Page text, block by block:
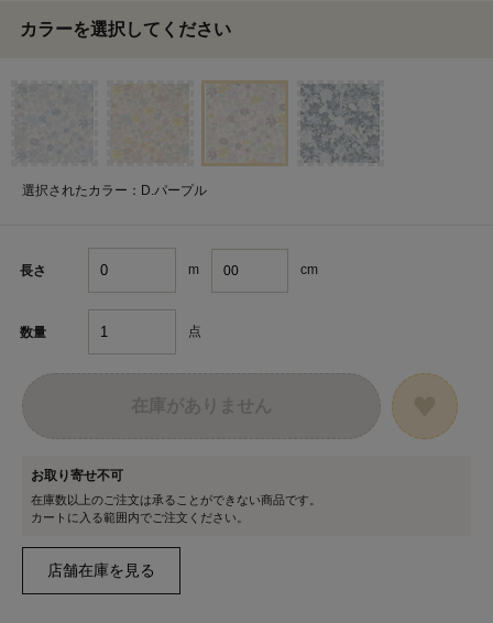
カラーを選択してください
選択されたカラー：D.パープル
長さ m cm
数量 点
お取り寄せ不可
在庫数以上のご注文は承ることができない商品です。
カートに入る範囲内でご注文ください。